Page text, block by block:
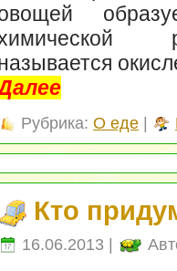
Рубрика: О еде |
Кто
16.06.2013 |